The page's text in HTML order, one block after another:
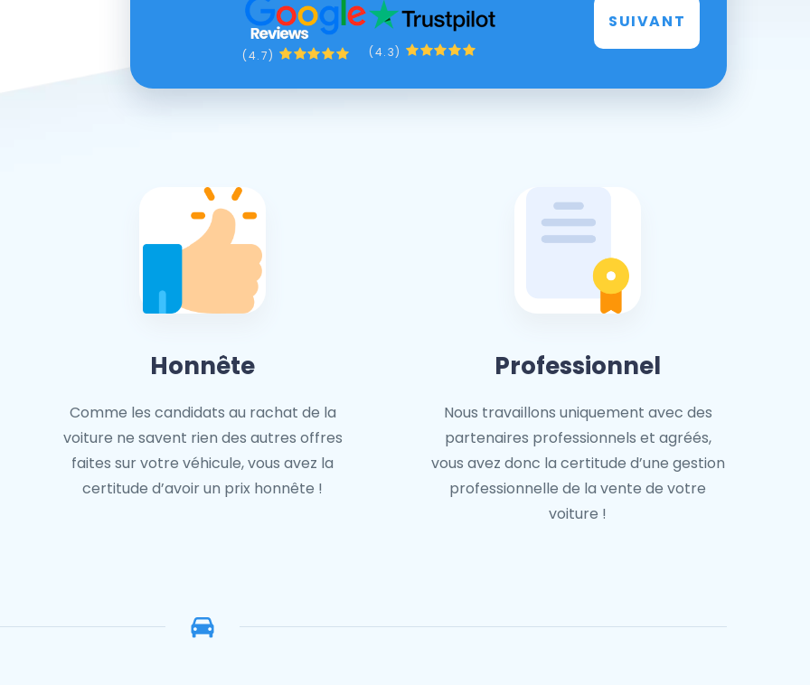
(4.7) (4.3)
SUIVANT
Honnête
Comme les candidats au rachat de la
voiture ne savent rien des autres offres
faites sur votre véhicule, vous avez la
certitude d’avoir un prix honnête !
Professionnel
Nous travaillons uniquement avec des
partenaires professionnels et agréés,
vous avez donc la certitude d’une gestion
professionnelle de la vente de votre
voiture !